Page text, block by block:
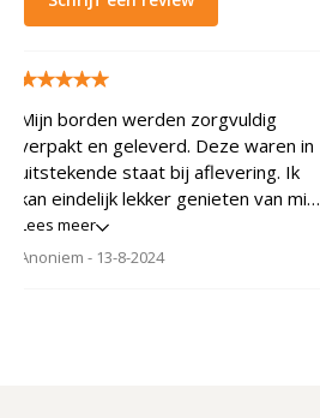
Mijn borden werden zorgvuldig
verpakt en geleverd. Deze waren in
uitstekende staat bij aflevering. Ik
kan eindelijk lekker genieten van mijn
mooie service die nu eindelijk
volledig is dankzij jullie.
Lees meer
Anoniem - 13-8-2024